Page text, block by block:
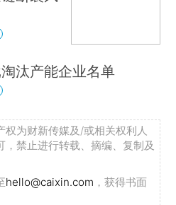
汰产能企业名单
权为财新传媒及/或相关权利人
禁止进行转载、摘编、复制及
hello@caixin.com ，获得书面